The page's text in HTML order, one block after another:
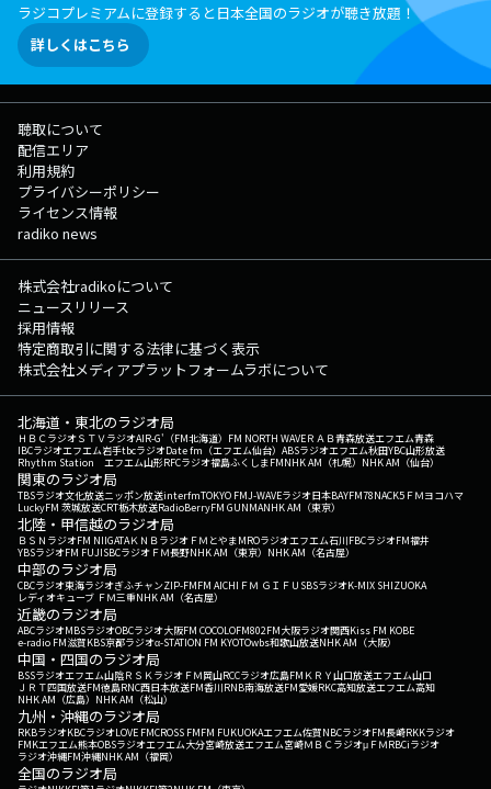
ラジコプレミアムに登録すると日本全国のラジオが聴き放題！
詳しくはこちら
聴取について
配信エリア
利用規約
プライバシーポリシー
ライセンス情報
radiko news
株式会社radikoについて
ニュースリリース
採用情報
特定商取引に関する法律に基づく表示
株式会社メディアプラットフォームラボについて
北海道・東北のラジオ局
ＨＢＣラジオＳＴＶラジオAIR-G'（FM北海道） FM NORTH WAVEＲＡＢ青森放送エフエム青森
IBCラジオエフエム岩手tbcラジオDate fm（エフエム仙台） ABSラジオエフエム秋田YBC山形放送
Rhythm Station エフエム山形RFCラジオ福島ふくしまFMNHK AM（札幌） NHK AM（仙台）
関東のラジオ局
TBSラジオ文化放送ニッポン放送interfmTOKYO FMJ-WAVEラジオ日本BAYFM78NACK5 ＦＭヨコハマ
LuckyFM 茨城放送CRT栃木放送RadioBerryFM GUNMANHK AM（東京）
北陸・甲信越のラジオ局
ＢＳＮラジオFM NIIGATAＫＮＢラジオ ＦＭとやまMROラジオエフエム石川FBCラジオFM福井
YBSラジオFM FUJISBCラジオ ＦＭ長野NHK AM（東京） NHK AM（名古屋）
中部のラジオ局
CBCラジオ東海ラジオぎふチャンZIP-FMFM AICHI ＦＭ ＧＩＦＵ SBSラジオK-MIX SHIZUOKA
レディオキューブ ＦＭ三重NHK AM（名古屋）
近畿のラジオ局
ABCラジオMBSラジオOBCラジオ大阪FM COCOLOFM802FM大阪ラジオ関西Kiss FM KOBE
e-radio FM滋賀KBS京都ラジオα-STATION FM KYOTOwbs和歌山放送NHK AM（大阪）
中国・四国のラジオ局
BSSラジオエフエム山陰ＲＳＫラジオ ＦＭ岡山RCCラジオ広島FM ＫＲＹ山口放送エフエム山口
ＪＲＴ四国放送FM徳島RNC西日本放送FM香川RNB南海放送FM愛媛RKC高知放送エフエム高知
NHK AM（広島） NHK AM（松山）
九州・沖縄のラジオ局
RKBラジオKBCラジオLOVE FMCROSS FMFM FUKUOKAエフエム佐賀NBCラジオFM長崎RKKラジオ
FMKエフエム熊本OBSラジオエフエム大分宮崎放送エフエム宮崎ＭＢＣラジオμＦＭRBCiラジオ
ラジオ沖縄FM沖縄NHK AM（福岡）
全国のラジオ局